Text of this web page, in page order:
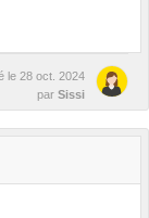
le 28 oct. 2024
par Sissi